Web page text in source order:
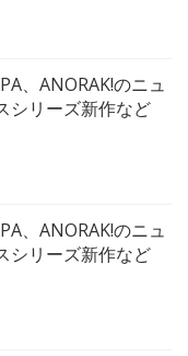
、ANORAK!のニュ
シリーズ新作など
、ANORAK!のニュ
シリーズ新作など